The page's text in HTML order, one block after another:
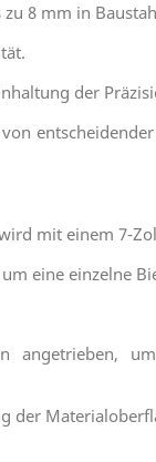
8 mm in
der
mit einem 7-
eine einzelne
angetrieben,
der